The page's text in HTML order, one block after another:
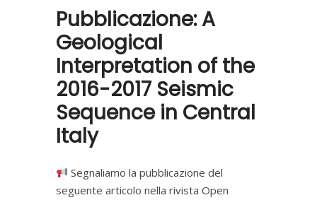
Pubblicazione: A
Geological
Interpretation of the
2016-2017 Seismic
Sequence in Central
Italy
Segnaliamo la pubblicazione del
seguente articolo nella rivista Open